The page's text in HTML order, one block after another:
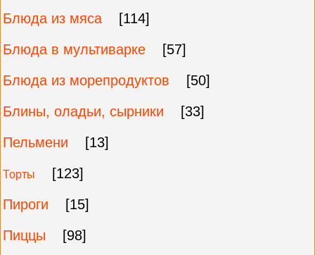
Блюда из мяса
[114]
Блюда в мультиварке
[57]
Блюда из морепродуктов
[50]
Блины, оладьи, сырники
[33]
Пельмени
[13]
Торты
[123]
Пироги
[15]
Пиццы
[98]